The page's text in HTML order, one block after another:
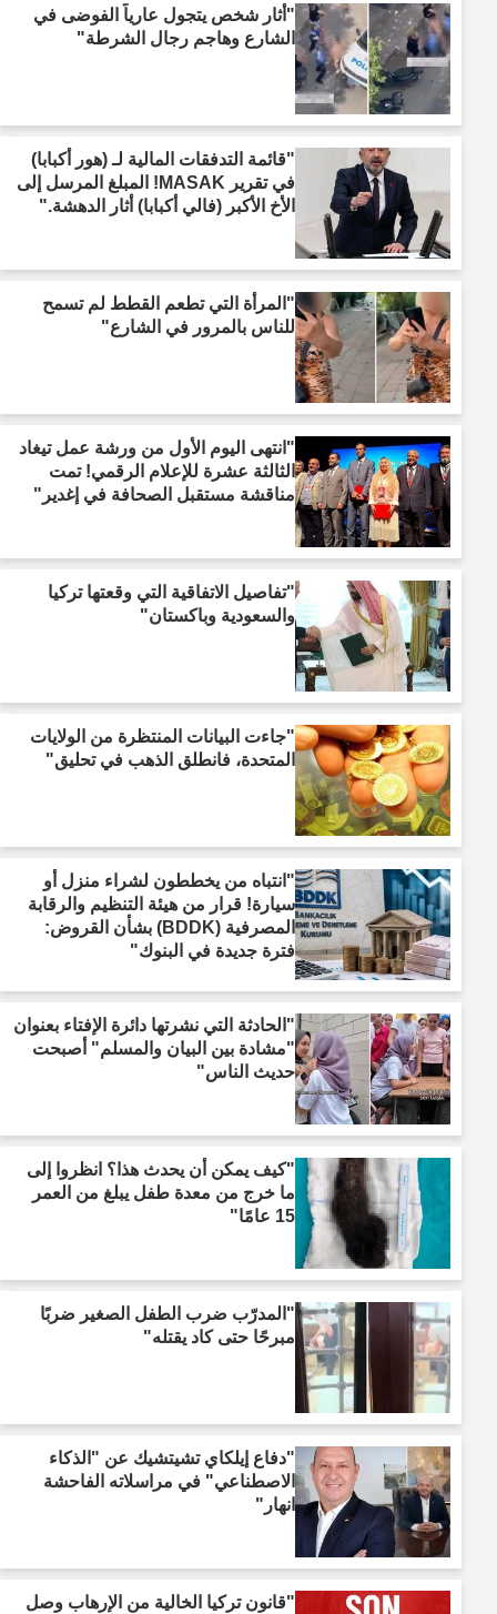
"أثار شخص يتجول عارياً الفوضى في
الشارع وهاجم رجال الشرطة"
"قائمة التدفقات المالية لـ (هور أكبابا)
في تقرير MASAK! المبلغ المرسل إلى
الأخ الأكبر (فالي أكبابا) أثار الدهشة."
"المرأة التي تطعم القطط لم تسمح
للناس بالمرور في الشارع"
"انتهى اليوم الأول من ورشة عمل تيغاد
الثالثة عشرة للإعلام الرقمي! تمت
مناقشة مستقبل الصحافة في إغدير"
"تفاصيل الاتفاقية التي وقعتها تركيا
والسعودية وباكستان"
"جاءت البيانات المنتظرة من الولايات
المتحدة، فانطلق الذهب في تحليق"
"انتباه من يخططون لشراء منزل أو
سيارة! قرار من هيئة التنظيم والرقابة
المصرفية (BDDK) بشأن القروض:
فترة جديدة في البنوك"
"الحادثة التي نشرتها دائرة الإفتاء بعنوان
"مشادة بين البيان والمسلم" أصبحت
حديث الناس"
"كيف يمكن أن يحدث هذا؟ انظروا إلى
ما خرج من معدة طفل يبلغ من العمر
15 عامًا"
"المدرّب ضرب الطفل الصغير ضربًا
مبرحًا حتى كاد يقتله"
"دفاع إيلكاي تشيتشيك عن "الذكاء
الاصطناعي" في مراسلاته الفاحشة
انهار"
"قانون تركيا الخالية من الإرهاب وصل